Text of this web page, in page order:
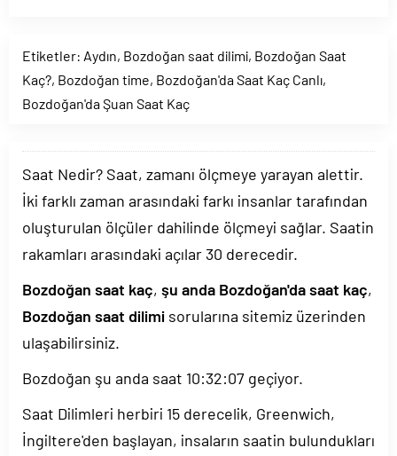
Etiketler: Aydın, Bozdoğan saat dilimi, Bozdoğan Saat
Kaç?, Bozdoğan time, Bozdoğan'da Saat Kaç Canlı,
Bozdoğan'da Şuan Saat Kaç
Saat Nedir? Saat, zamanı ölçmeye yarayan alettir.
İki farklı zaman arasındaki farkı insanlar tarafından
oluşturulan ölçüler dahilinde ölçmeyi sağlar. Saatin
rakamları arasındaki açılar 30 derecedir.
Bozdoğan saat kaç, şu anda Bozdoğan'da saat kaç,
Bozdoğan saat dilimi sorularına sitemiz üzerinden
ulaşabilirsiniz.
Bozdoğan şu anda saat 10:32:07 geçiyor.
Saat Dilimleri herbiri 15 derecelik, Greenwich,
İngiltere'den başlayan, insaların saatin bulundukları